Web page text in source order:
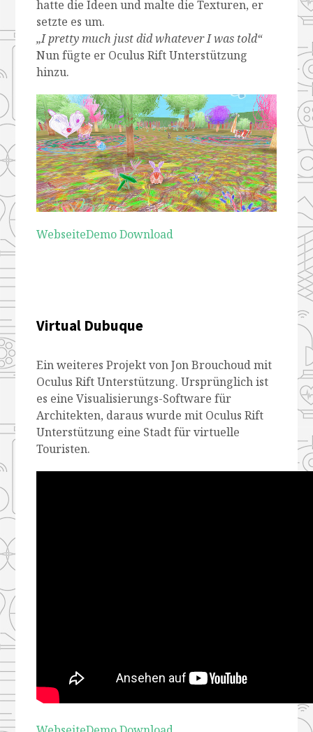
hatte die Ideen und malte die Texturen, er
setzte es um.
„I pretty much just did whatever I was told“
Nun fügte er Oculus Rift Unterstützung
hinzu.
WebseiteDemo Download
Virtual Dubuque
Ein weiteres Projekt von Jon Brouchoud mit
Oculus Rift Unterstützung. Ursprünglich ist
es eine Visualisierungs-Software für
Architekten, daraus wurde mit Oculus Rift
Unterstützung eine Stadt für virtuelle
Touristen.